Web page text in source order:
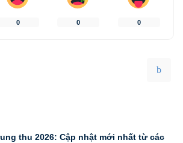
0 0 0
thu 2026: Cập nhật mới nhất từ các